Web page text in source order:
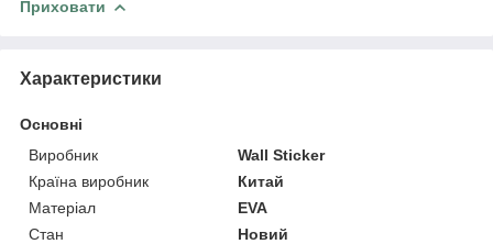
Приховати
Характеристики
Основні
Виробник
Wall Sticker
Країна виробник
Китай
Матеріал
EVA
Стан
Новий